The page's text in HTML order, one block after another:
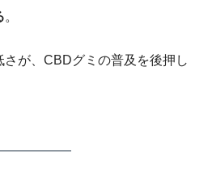
。
さが、CBDグミの普及を後押し